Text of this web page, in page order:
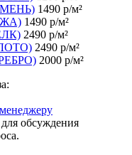
1490 р/м²
1490 р/м²
2490 р/м²
2490 р/м²
2000 р/м²
обсуждения